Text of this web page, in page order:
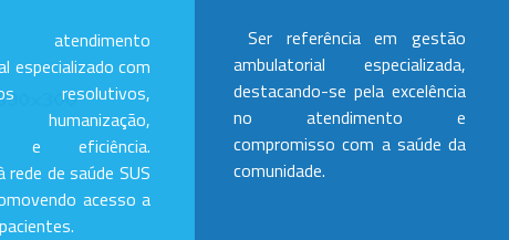
atendimento
especializado com
resolutivos,
humanização,
e eficiência.
rede de saúde SUS
acesso a
Ser referência em gestão
ambulatorial especializada,
destacando-se pela excelência
no atendimento e
compromisso com a saúde da
comunidade.